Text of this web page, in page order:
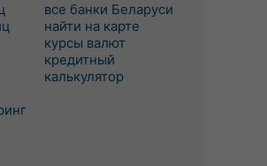
все банки Беларуси
найти на карте
курсы валют
кредитный
калькулятор